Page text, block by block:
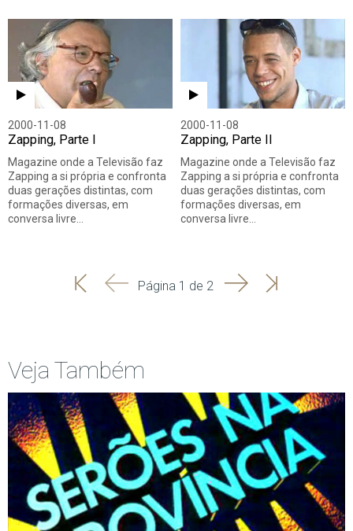
2000-11-08
Zapping, Parte I
Magazine onde a Televisão faz
Zapping a si própria e confronta
duas gerações distintas, com
formações diversas, em
conversa livre…
2000-11-08
Zapping, Parte II
Magazine onde a Televisão faz
Zapping a si própria e confronta
duas gerações distintas, com
formações diversas, em
conversa livre…
'
'
Página 1 de 2 SeguinteÚltima
Veja Também